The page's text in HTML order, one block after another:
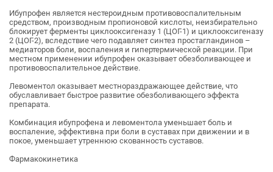
Ибупрофен является нестероидным противовоспалительным
средством, производным пропионовой кислоты, неизбирательно
блокирует ферменты циклооксигеназу 1 (ЦОГ-1) и циклооксигеназу
2 (ЦОГ-2), вследствие чего подавляет синтез простагландинов –
медиаторов боли, воспаления и гипертермической реакции. При
местном применении ибупрофен оказывает обезболивающее и
противовоспалительное действие.
Левоментол оказывает местнораздражающее действие, что
обуславливает быстрое развитие обезболивающего эффекта
препарата.
Комбинация ибупрофена и левоментола уменьшает боль и
воспаление, эффективна при боли в суставах при движении и в
покое, уменьшает утреннюю скованность суставов.
Фармакокинетика